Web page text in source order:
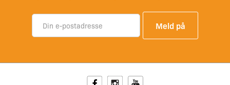
FacebookInstagramYoutube